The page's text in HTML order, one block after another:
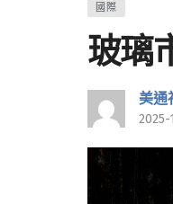
國際
玻璃
美通
2025-